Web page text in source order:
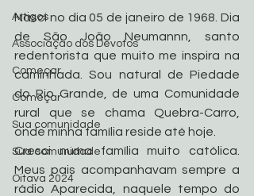
Artigos
Associação dos Devotos
Começar
Começar
Sua comunidade
Sua comunidade
Oitava 2024
Nasci no dia 05 de janeiro de 1968. Dia
de São João Neumannn, santo
redentorista que muito me inspira na
caminhada. Sou natural de Piedade
do Rio Grande, de uma Comunidade
rural que se chama Quebra-Carro,
onde minha família reside até hoje.
Cresci numa família muito católica.
Meus pais acompanhavam sempre a
rádio Aparecida, naquele tempo do